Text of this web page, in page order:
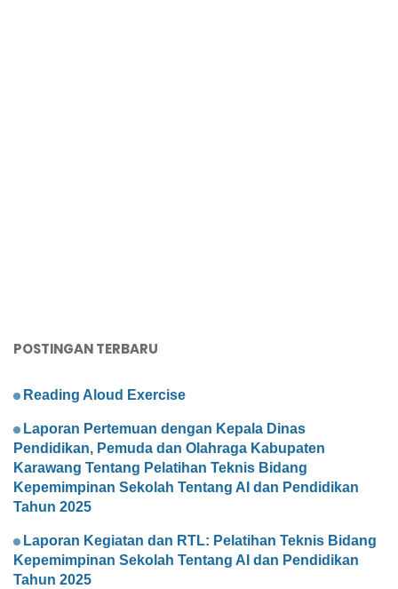
POSTINGAN TERBARU
Reading Aloud Exercise
Laporan Pertemuan dengan Kepala Dinas
Pendidikan, Pemuda dan Olahraga Kabupaten
Karawang Tentang Pelatihan Teknis Bidang
Kepemimpinan Sekolah Tentang AI dan Pendidikan
Tahun 2025
Laporan Kegiatan dan RTL: Pelatihan Teknis Bidang
Kepemimpinan Sekolah Tentang AI dan Pendidikan
Tahun 2025